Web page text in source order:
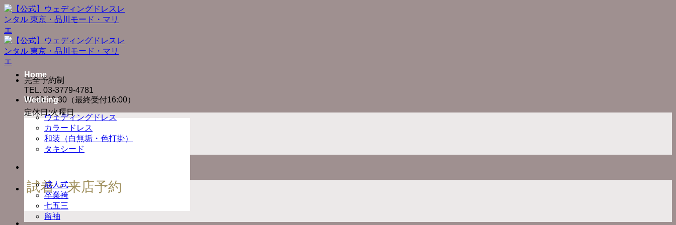
Skip
to
content
完全予約制
TEL. 03-3779-4781
10:00-18:30（最終受付16:00）
定休日:火曜日
試着・来店予約
Home
Wedding
ウェディングドレス
カラードレス
和装（白無垢・色打掛）
タキシード
成人式
卒業袴
七五三
留袖